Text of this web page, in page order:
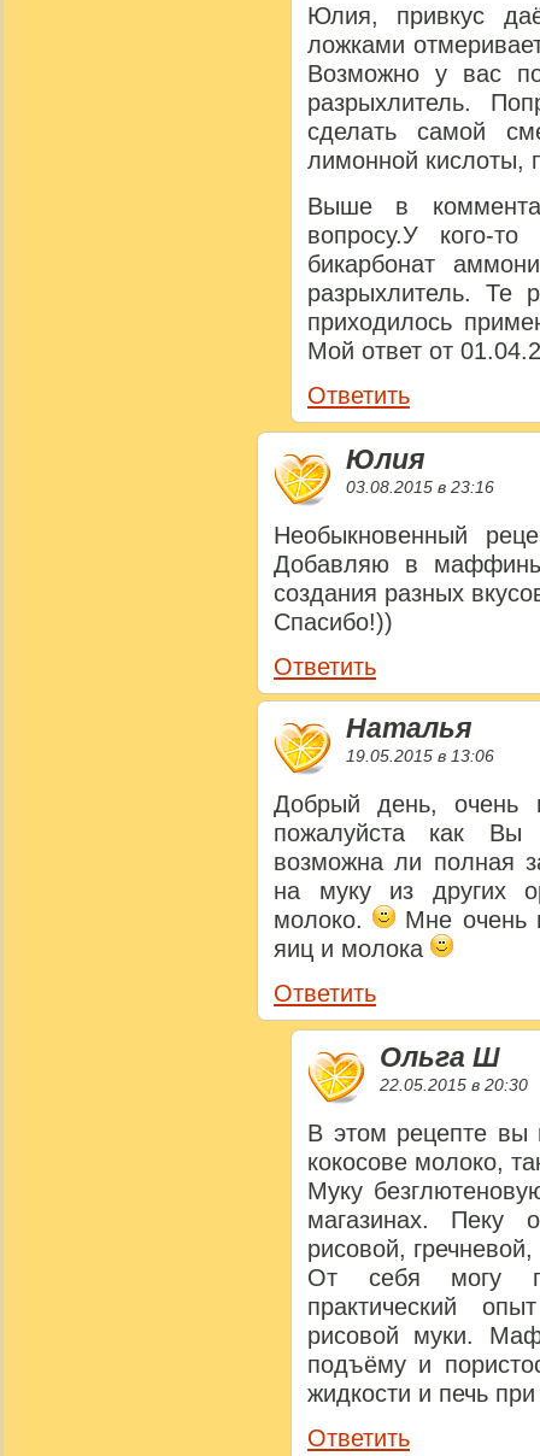
Юлия, привкус
ложками
Возможно у вас
разрыхлитель.
сделать самой
лимонной кислоты,
Выше в
вопросу.У кого-
бикарбонат
разрыхлитель. Те
приходилось
Мой ответ от
Ответить
Юлия
03.08.2015 в 23:16
Необыкновенный
Добавляю в
создания разных
Спасибо!))
Ответить
Наталья
19.05.2015 в 13:06
Добрый день, очень
пожалуйста как Вы
возможна ли полная
на муку из других
молоко.
Мне очень
яиц и молока
Ответить
Ольга Ш
22.05.2015 в 20:30
В этом рецепте вы
кокосове молоко,
Муку
магазинах. Пеку
рисовой, гречневой,
От себя могу
практический
рисовой муки.
подъёму и
жидкости и печь
Ответить